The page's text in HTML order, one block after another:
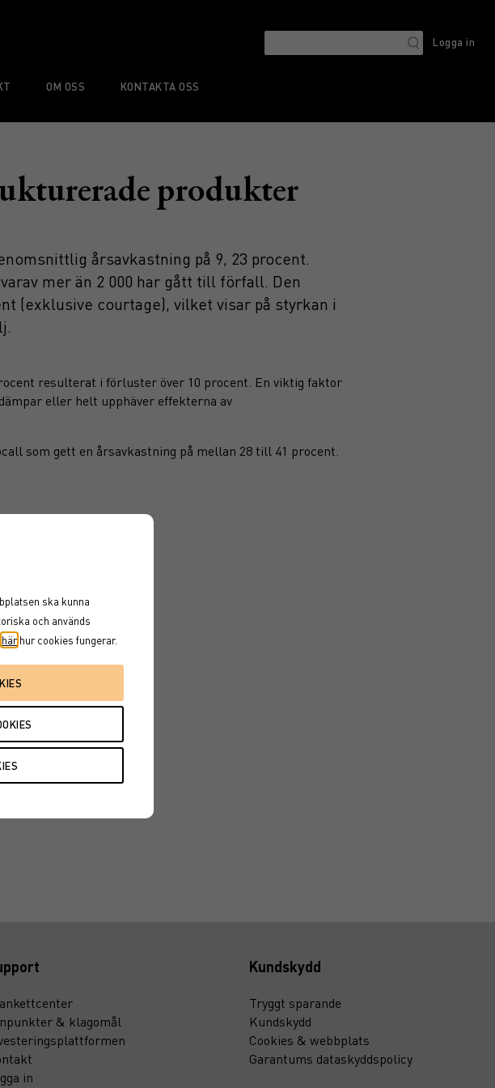
Logga in
OM OSS KONTAKTA OSS
produkter
årsavkastning på 9, 23 procent.
mer än 2 000 har gått till förfall. Den
(exklusive courtage), vilket visar på styrkan i
resulterat i förluster över 10 procent. En viktig faktor
eller helt upphäver effekterna av
som gett en årsavkastning på mellan 28 till 41 procent.
& klagomål
in
Kundskydd
Tryggt sparande
Kundskydd
Cookies & webbplats
Garantums dataskyddspolicy
ska kunna
och används
här hur cookies fungerar.